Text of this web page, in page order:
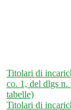
Titolari di
co. 1, del dlgs n.
tabelle)
Titolari di